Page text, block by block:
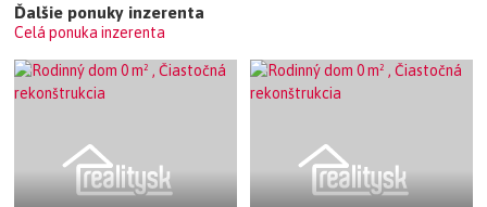
Ďalšie ponuky inzerenta
Celá ponuka inzerenta